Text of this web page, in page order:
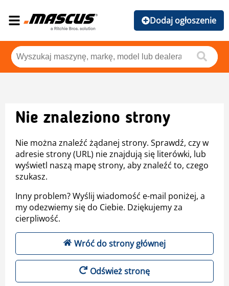
Dodaj ogłoszenie
Nie znaleziono strony
Nie można znaleźć żądanej strony. Sprawdź, czy w
adresie strony (URL) nie znajdują się literówki, lub
wyświetl naszą mapę strony, aby znaleźć to, czego
szukasz.
Inny problem? Wyślij wiadomość e-mail poniżej, a
my odezwiemy się do Ciebie. Dziękujemy za
cierpliwość.
Wróć do strony głównej
Odśwież stronę